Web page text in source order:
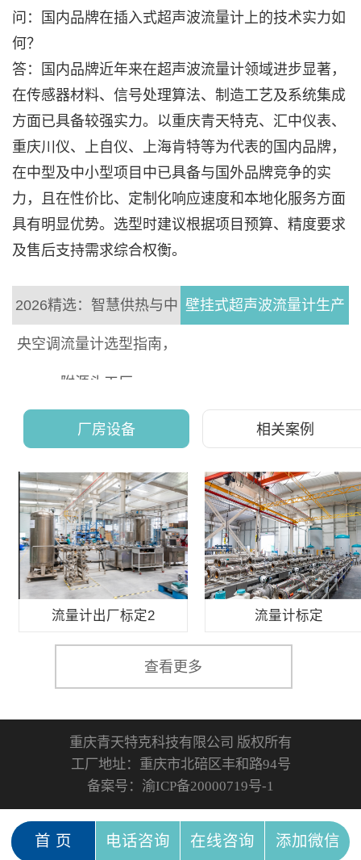
问：国内品牌在插入式超声波流量计上的技术实力如
何？‌
答：国内品牌近年来在超声波流量计领域进步显著，
在传感器材料、信号处理算法、制造工艺及系统集成
方面已具备较强实力。以重庆青天特克、汇中仪表、
重庆川仪、上自仪、上海肯特等为代表的国内品牌，
在中型及中小型项目中已具备与国外品牌竞争的实
力，且在性价比、定制化响应速度和本地化服务方面
具有明显优势。选型时建议根据项目预算、精度要求
及售后支持需求综合权衡。
2026精选：智慧供热与中
央空调流量计选型指南，
附源头工厂
壁挂式超声波流量计生产
水及水处理等场景
厂房设备 相关案例
流量计出厂标定2 流量计标定
查看更多
重庆青天特克科技有限公司 版权所有
工厂地址：重庆市北碚区丰和路94号
备案号： 渝ICP备20000719号-1
首 页 电话咨询 在线咨询 添加微信